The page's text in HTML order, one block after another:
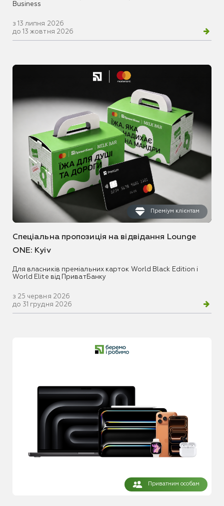
Business
з 13 липня 2026
до 13 жовтня 2026
Преміум клієнтам
Спеціальна пропозиція на відвідання Lounge
ONE: Kyiv
Для власників преміальних карток World Black Edition і
World Elite від ПриватБанку
з 25 червня 2026
до 31 грудня 2026
Приватним особам